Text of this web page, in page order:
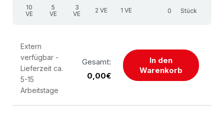
10
VE
5
VE
3
VE
2 VE 1 VE Stück
Extern
verfügbar -
Lieferzeit ca.
5-15
Arbeitstage
Gesamt:
0,00€
In den
Warenkorb